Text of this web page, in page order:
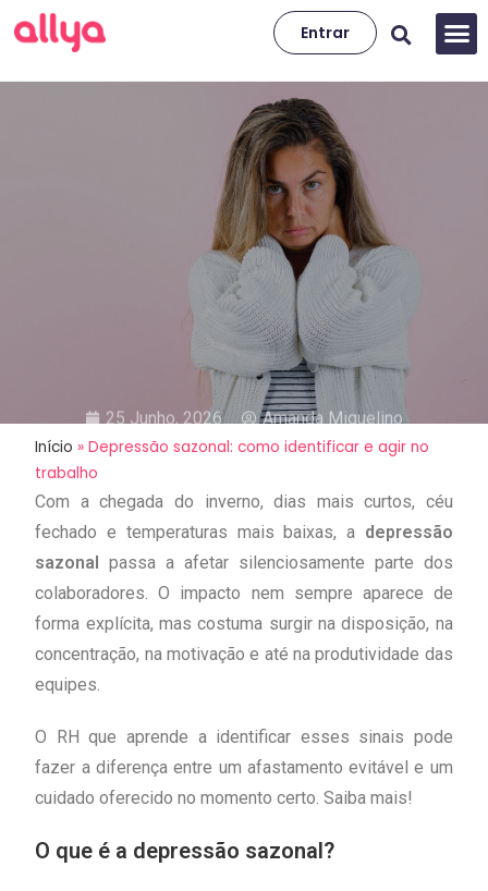
Entrar
25 Junho, 2026 Amanda Miquelino
Depressão sazonal: como
identificar e agir no trabalho
Início »Depressão sazonal: como identificar e agir no
trabalho
Com a chegada do inverno, dias mais curtos, céu
fechado e temperaturas mais baixas, a depressão
sazonal passa a afetar silenciosamente parte dos
colaboradores. O impacto nem sempre aparece de
forma explícita, mas costuma surgir na disposição, na
concentração, na motivação e até na produtividade das
equipes.
O RH que aprende a identificar esses sinais pode
fazer a diferença entre um afastamento evitável e um
cuidado oferecido no momento certo. Saiba mais!
O que é a depressão sazonal?